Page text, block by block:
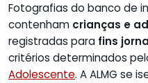
Fotografias do banco de
contenham crianças e
registradas para fins
critérios determinados
Adolescente. A ALMG se